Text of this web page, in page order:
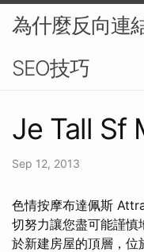
為什麼反向連
SEO技巧
Je Tall Sf
Sep 12, 2013
色情按摩布達佩斯
切努力讓您盡可能謹慎
於新建房屋的頂層，位